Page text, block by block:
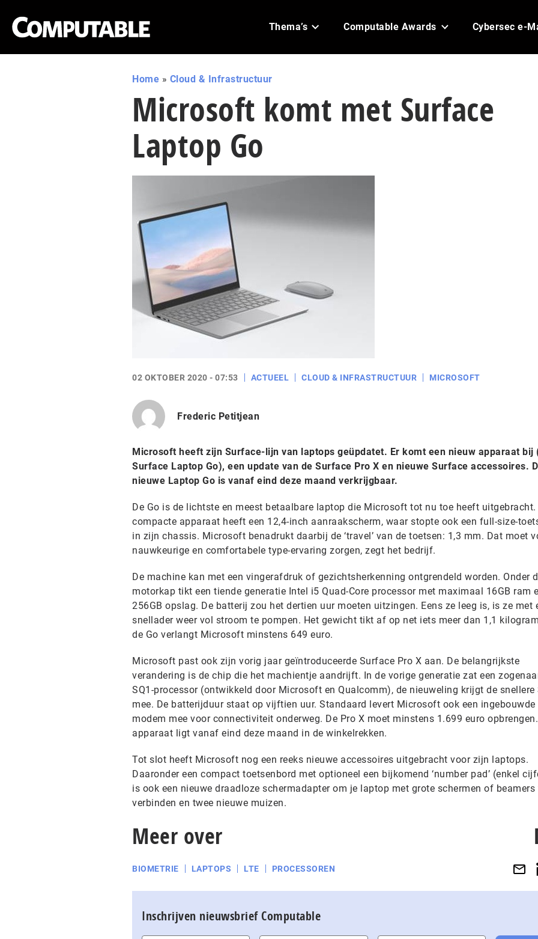
Thema’s Computable Awards Cybersec e-
Home » Cloud & Infrastructuur
Microsoft komt met Surface
Laptop Go
02 OKTOBER 2020 - 07:53 ACTUEEL CLOUD & INFRASTRUCTUUR MICROSOFT
Frederic Petitjean
Microsoft heeft zijn Surface-lijn van laptops geüpdatet. Er komt een nieuw apparaat bij
Surface Laptop Go), een update van de Surface Pro X en nieuwe Surface accessoires.
nieuwe Laptop Go is vanaf eind deze maand verkrijgbaar.
De Go is de lichtste en meest betaalbare laptop die Microsoft tot nu toe heeft uitgebracht.
compacte apparaat heeft een 12,4-inch aanraakscherm, waar stopte ook een full-size-
in zijn chassis. Microsoft benadrukt daarbij de ‘travel’ van de toetsen: 1,3 mm. Dat moet
nauwkeurige en comfortabele type-ervaring zorgen, zegt het bedrijf.
De machine kan met een vingerafdruk of gezichtsherkenning ontgrendeld worden. Onder
motorkap tikt een tiende generatie Intel i5 Quad-Core processor met maximaal 16GB ram
256GB opslag. De batterij zou het dertien uur moeten uitzingen. Eens ze leeg is, is ze met
snellader weer vol stroom te pompen. Het gewicht tikt af op net iets meer dan 1,1
de Go verlangt Microsoft minstens 649 euro.
Microsoft past ook zijn vorig jaar geïntroduceerde Surface Pro X aan. De belangrijkste
verandering is de chip die het machientje aandrijft. In de vorige generatie zat een
SQ1-processor (ontwikkeld door Microsoft en Qualcomm), de nieuweling krijgt de snellere
mee. De batterijduur staat op vijftien uur. Standaard levert Microsoft ook een ingebouwde
modem mee voor connectiviteit onderweg. De Pro X moet minstens 1.699 euro
apparaat ligt vanaf eind deze maand in de winkelrekken.
Tot slot heeft Microsoft nog een reeks nieuwe accessoires uitgebracht voor zijn laptops.
Daaronder een compact toetsenbord met optioneel een bijkomend ‘number pad’ (enkel
is ook een nieuwe draadloze schermadapter om je laptop met grote schermen of beamers
verbinden en twee nieuwe muizen.
Meer over
BIOMETRIE LAPTOPS LTE PROCESSOREN
Inschrijven nieuwsbrief Computable